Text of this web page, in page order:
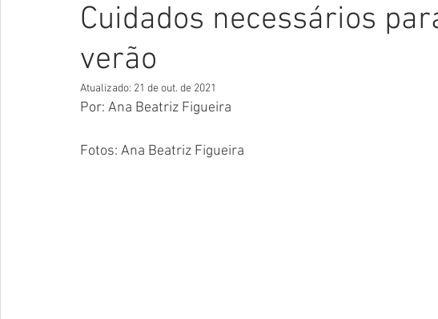
Cuidados necessários
verão
Atualizado: 21 de out. de 2021
Por: Ana Beatriz Figueira
Fotos: Ana Beatriz Figueira